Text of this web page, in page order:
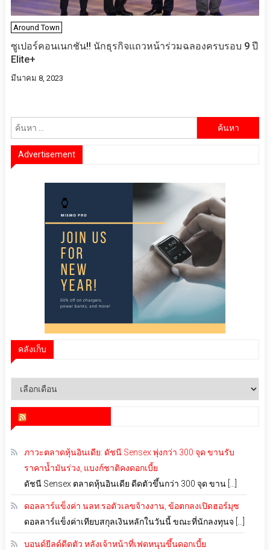
Around Town
ซูเปอร์คอนเนกชัน!! นักธุรกิจแถวหน้าร่วมฉลองครบรอบ 9 ปี
Elite+
มีนาคม 8, 2023
สำหรับ:
Advertisement
คลังเก็บ
คลัง
ภาวะตลาดหุ้นอินเดีย: ดัชนี Sensex พุ่งกว่า 300 จุด ขานรับ
ราคาน้ำมันร่วง, แบงก์ชาติคงดอกเบี้ย
ดัชนี Sensex ตลาดหุ้นอินเดีย ดีดตัวขึ้นกว่า 300 จุด ขาน […]
ดอลลาร์แข็งค่า นลท.รอตัวเลขจ้างงาน, ข้อตกลงเปิดฮอร์มุซ
ดอลลาร์แข็งค่าเทียบสกุลเงินหลักในวันนี้ ขณะที่นักลงทุนจ […]
บอนด์ยีลด์ดีดตัว หลังเจ้าหน้าที่เฟดหนุนขึ้นดอกเบี้ย